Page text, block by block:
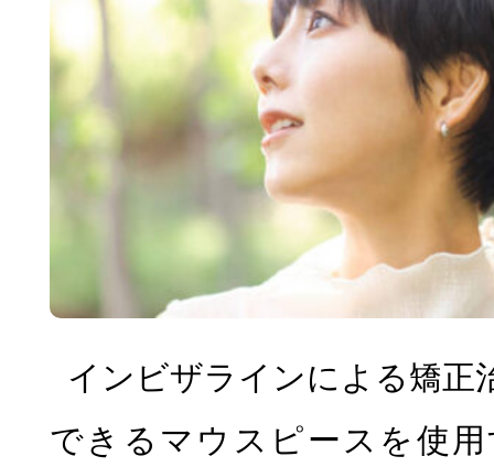
訪問歯科診療 マタニティ
小児矯正
マウ
インビザラインによる矯正
できるマウスピースを使